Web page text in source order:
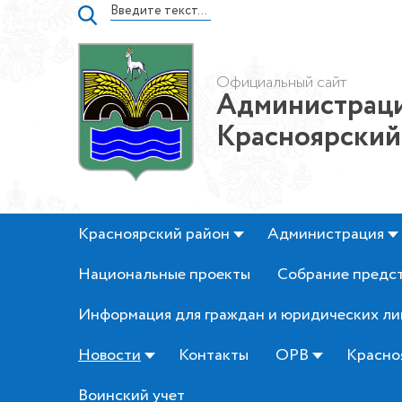
Официальный сайт
Красноярский район
Администрация
Национальные проекты
Собрание
Информация для граждан и юридических
Новости
Контакты ОРВ
Воинский учет